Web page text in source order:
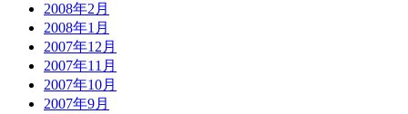
2008年2月
2008年1月
2007年12月
2007年11月
2007年10月
2007年9月